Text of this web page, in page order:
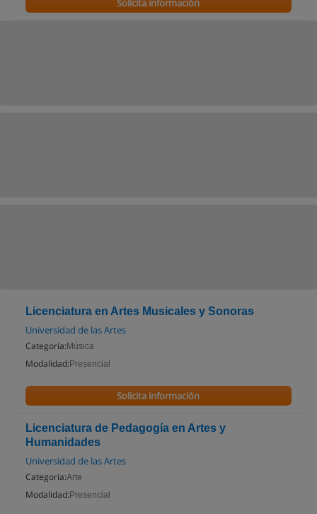
Solicita información
Licenciatura en Artes Musicales y Sonoras
Universidad de las Artes
Categoría: Música
Modalidad: Presencial
Solicita información
Licenciatura de Pedagogía en Artes y
Humanidades
Universidad de las Artes
Categoría:Arte
Modalidad: Presencial